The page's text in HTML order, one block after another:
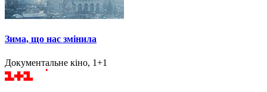
Зима, що нас змінила
Документальне кіно, 1+1